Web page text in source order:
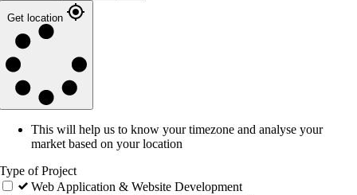
Get location
This will help us to know your timezone and analyse your
market based on your location
Type of Project
Web Application & Website Development